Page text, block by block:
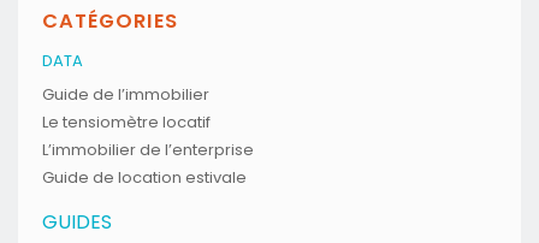
CATÉGORIES
DATA
Guide de l’immobilier
Le tensiomètre locatif
L’immobilier de l’enterprise
Guide de location estivale
GUIDES